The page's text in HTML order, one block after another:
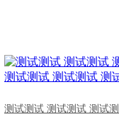
测试测试 测试测试 测试